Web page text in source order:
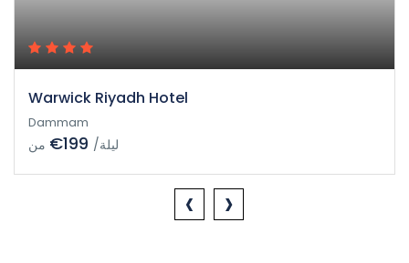
Warwick Riyadh Hotel
Dammam
من €199 /ليلة
‹ ›